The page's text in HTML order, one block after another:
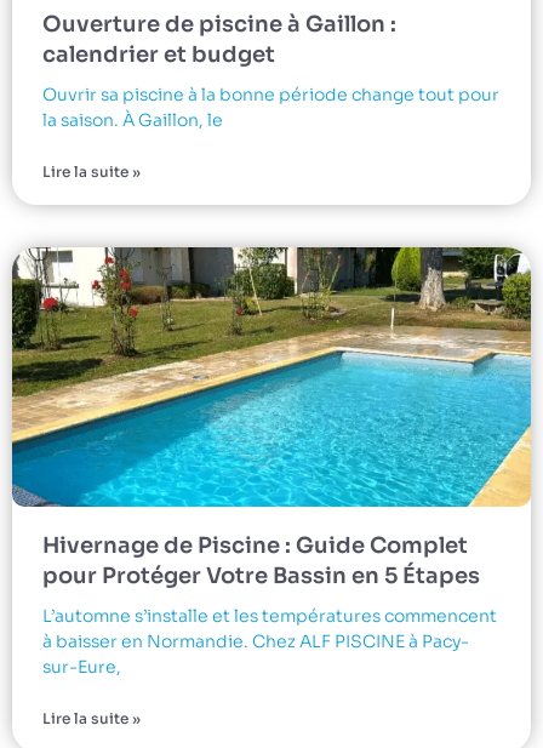
Ouverture de piscine à Gaillon :
calendrier et budget
Ouvrir sa piscine à la bonne période change tout pour
la saison. À Gaillon, le
Lire la suite »
Hivernage de Piscine : Guide Complet
pour Protéger Votre Bassin en 5 Étapes
L’automne s’installe et les températures commencent
à baisser en Normandie. Chez ALF PISCINE à Pacy-
sur-Eure,
Lire la suite »